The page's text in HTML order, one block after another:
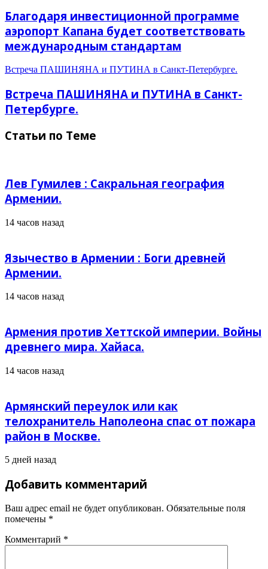
Благодаря инвестиционной программе
аэропорт Капана будет соответствовать
международным стандартам
Встреча ПАШИНЯНА и ПУТИНА в Санкт-Петербурге.
Встреча ПАШИНЯНА и ПУТИНА в Санкт-
Петербурге.
Статьи по Теме
Лев Гумилев : Сакральная география
Армении.
14 часов назад
Язычество в Армении : Боги древней
Армении.
14 часов назад
Армения против Хеттской империи. Войны
древнего мира. Хайаса.
14 часов назад
Армянский переулок или как
телохранитель Наполеона спас от пожара
район в Москве.
5 дней назад
Добавить комментарий
Ваш адрес email не будет опубликован. Обязательные поля
помечены *
Комментарий *